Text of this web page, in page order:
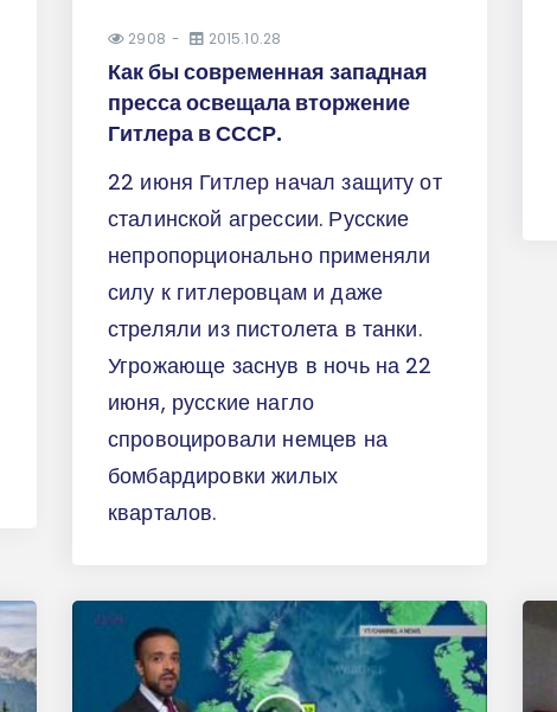
2908 2015.10.28
Как бы современная западная
пресса освещала вторжение
Гитлера в СССР.
22 июня Гитлер начал защиту от
сталинской агрессии. Русские
непропорционально применяли
силу к гитлеровцам и даже
стреляли из пистолета в танки.
Угрожающе заснув в ночь на 22
июня, русские нагло
спровоцировали немцев на
бомбардировки жилых
кварталов.